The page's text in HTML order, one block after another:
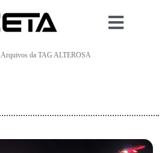
Arquivos da TAG ALTEROSA